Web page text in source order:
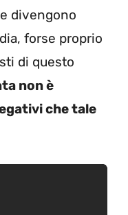
divengono
forse proprio
di questo
non è
che tale